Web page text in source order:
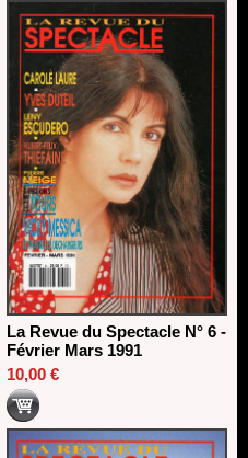
La Revue du Spectacle N° 6 -
Février Mars 1991
10,00 €